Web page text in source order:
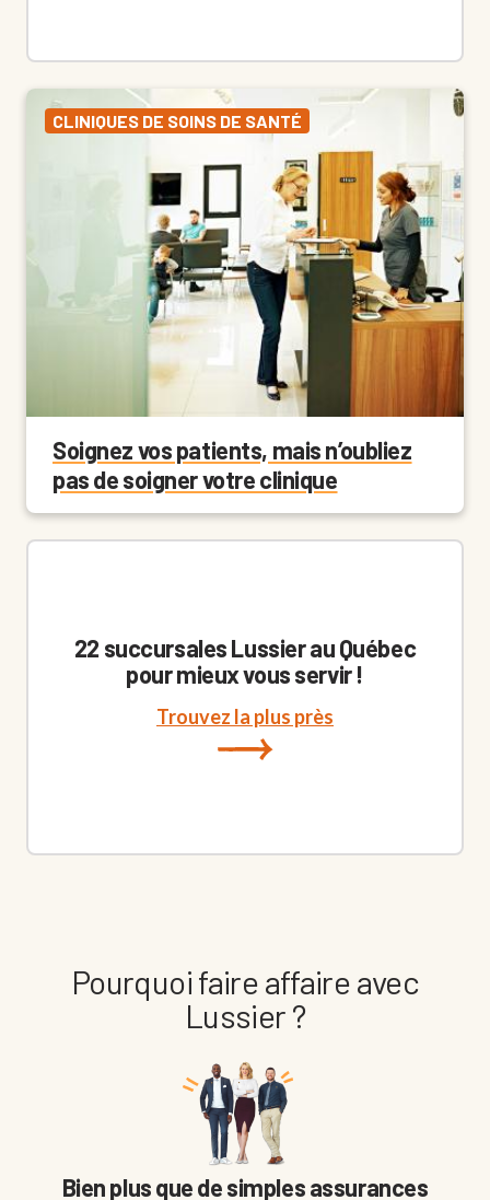
CLINIQUES DE SOINS DE SANTÉ
Soignez vos patients, mais n’oubliez
pas de soigner votre clinique
22 succursales Lussier au Québec
pour mieux vous servir !
Trouvez la plus près
Pourquoi faire affaire avec
Lussier ?
Bien plus que de simples assurances